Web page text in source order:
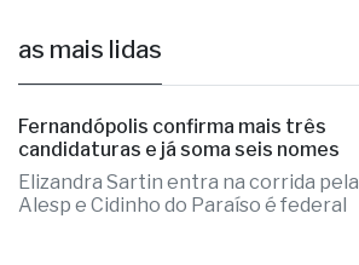
as mais lidas
Fernandópolis confirma mais três
candidaturas e já soma seis nomes
Elizandra Sartin entra na corrida pela
Alesp e Cidinho do Paraíso é federal